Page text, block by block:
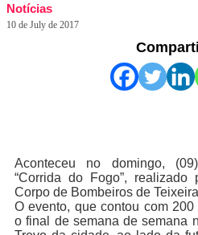
Notícias
10 de July de 2017
Aconteceu no domingo,
“Corrida do Fogo”, realizado
Corpo de Bombeiros de
O evento, que contou com
o final de semana de semana